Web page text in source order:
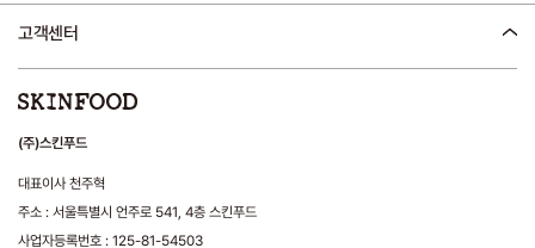
고객센터
(주)스킨푸드
대표이사 천주혁
주소 : 서울특별시 언주로 541, 4층 스킨푸드
사업자등록번호 : 125-81-54503